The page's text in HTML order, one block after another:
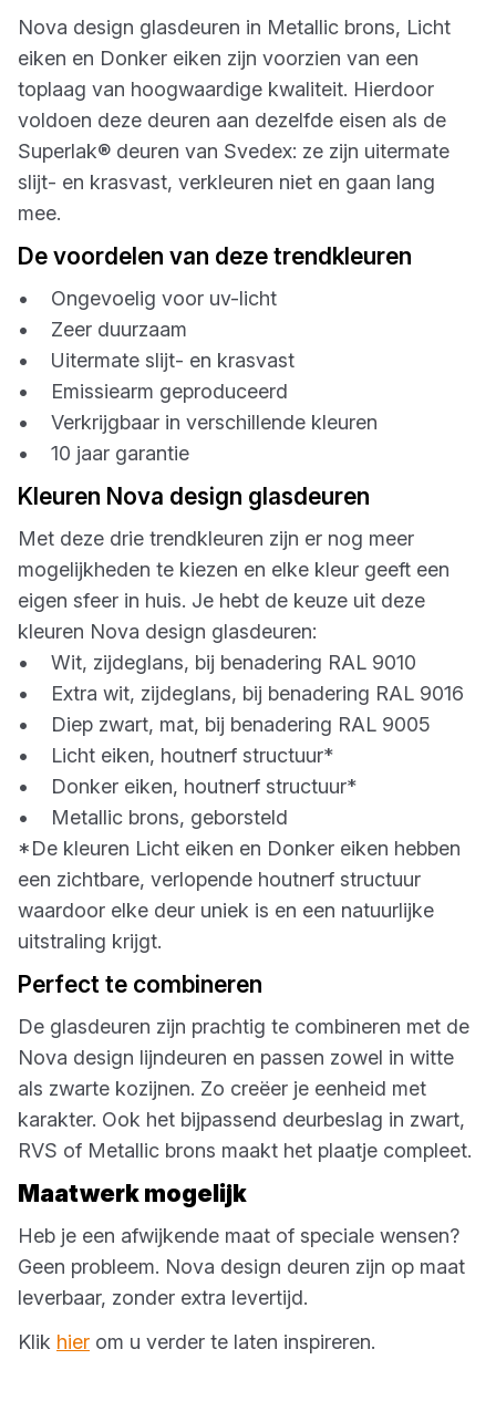
Nova design glasdeuren in Metallic brons, Licht
eiken en Donker eiken zijn voorzien van een
toplaag van hoogwaardige kwaliteit. Hierdoor
voldoen deze deuren aan dezelfde eisen als de
Superlak® deuren van Svedex: ze zijn uitermate
slijt- en krasvast, verkleuren niet en gaan lang
mee.
De voordelen van deze trendkleuren
• Ongevoelig voor uv-licht
• Zeer duurzaam
• Uitermate slijt- en krasvast
• Emissiearm geproduceerd
• Verkrijgbaar in verschillende kleuren
• 10 jaar garantie
Kleuren Nova design glasdeuren
Met deze drie trendkleuren zijn er nog meer
mogelijkheden te kiezen en elke kleur geeft een
eigen sfeer in huis. Je hebt de keuze uit deze
kleuren Nova design glasdeuren:
• Wit, zijdeglans, bij benadering RAL 9010
• Extra wit, zijdeglans, bij benadering RAL 9016
• Diep zwart, mat, bij benadering RAL 9005
• Licht eiken, houtnerf structuur*
• Donker eiken, houtnerf structuur*
• Metallic brons, geborsteld
*De kleuren Licht eiken en Donker eiken hebben
een zichtbare, verlopende houtnerf structuur
waardoor elke deur uniek is en een natuurlijke
uitstraling krijgt.
Perfect te combineren
De glasdeuren zijn prachtig te combineren met de
Nova design lijndeuren en passen zowel in witte
als zwarte kozijnen. Zo creëer je eenheid met
karakter. Ook het bijpassend deurbeslag in zwart,
RVS of Metallic brons maakt het plaatje compleet.
Maatwerk mogelijk
Heb je een afwijkende maat of speciale wensen?
Geen probleem. Nova design deuren zijn op maat
leverbaar, zonder extra levertijd.
Klik hier om u verder te laten inspireren.